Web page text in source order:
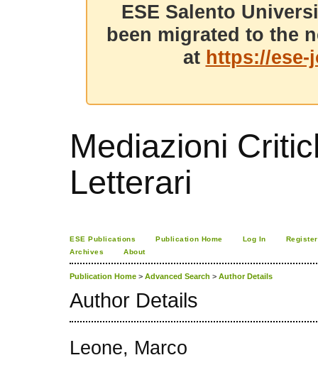
ESE Salento
been migrated to the
at https://
Mediazioni
Letterari
ESE Publications Publication Home Log In
Register
Archives
About
Publication Home > Advanced Search > Author Details
Author Details
Leone, Marco